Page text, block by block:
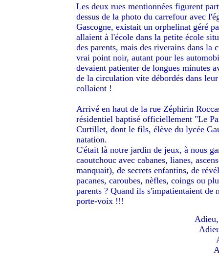
Les deux rues mentionnées figurent
dessus de la photo du carrefour avec
Gascogne, existait un orphelinat géré
allaient à l'école dans la petite école
des parents, mais des riverains dans la
vrai point noir, autant pour les
devaient patienter de longues minutes
de la circulation vite débordés dans
collaient !
Arrivé en haut de la rue Zéphirin
résidentiel baptisé officiellement "Le
Curtillet, dont le fils, élève du lycée
natation.
C'était là notre jardin de jeux, à nous
caoutchouc avec cabanes, lianes,
manquait), de secrets enfantins, de
pacanes, caroubes, nèfles, coings ou
parents ? Quand ils s'impatientaient
porte-voix !!!